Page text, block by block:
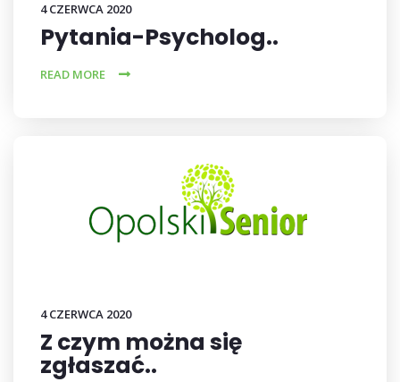
4 CZERWCA 2020
Pytania-Psycholog..
READ MORE
4 CZERWCA 2020
Z czym można się
zgłaszać..